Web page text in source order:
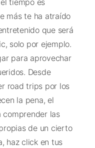
tiempo es
más te ha atraído
que será
solo por ejemplo.
para aprovechar
Desde
road trips por los
la pena, el
las
de un cierto
haz click en tus